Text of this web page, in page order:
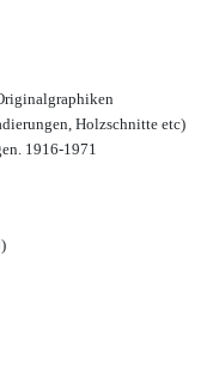
Holzschnitte etc)
1916-1971